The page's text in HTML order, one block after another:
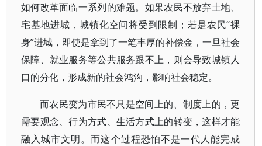
如何改革面临一系列的难题。如果农民不放弃土地、
宅基地进城，城镇化空间将受到限制；若是农民“裸
身”进城，即使是拿到了一笔丰厚的补偿金，一旦社会
保障、就业服务等公共服务跟不上，则会导致城镇人
口的分化，形成新的社会鸿沟，影响社会稳定。
而农民变为市民不只是空间上的、制度上的，更
需要观念、行为方式、生活方式上的转变，这样才能
融入城市文明。而这个过程恐怕不是一代人能完成